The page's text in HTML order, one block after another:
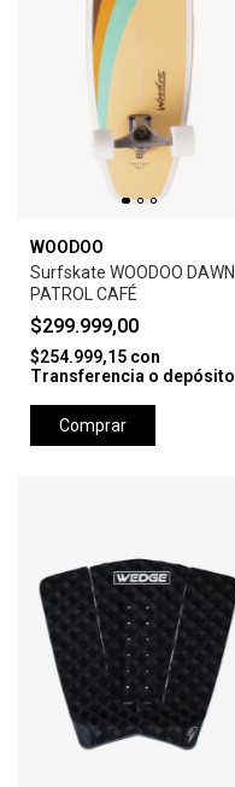
WOODOO
Surfskate WOODOO DAWN
PATROL CAFÉ
$299.999,00
$254.999,15 con
Transferencia o depósito
Comprar